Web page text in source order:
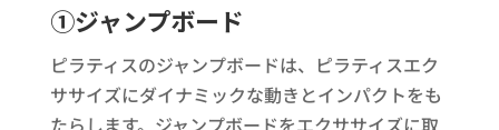
①ジャンプボード
ピラティスのジャンプボードは、ピラティスエク
ササイズにダイナミックな動きとインパクトをも
たらします。ジャンプボードをエクササイズに取